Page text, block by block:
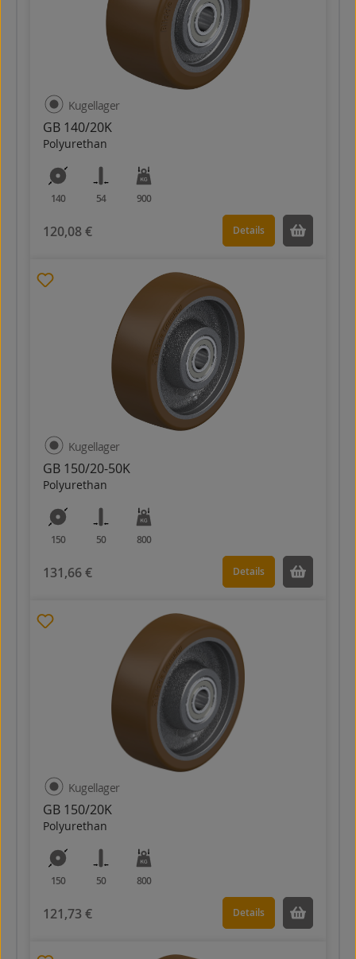
GB 140/20K
Polyurethan
Kugellager
140 54 900
120,08 € Details
GB 150/20-50K
Polyurethan
Kugellager
150 50 800
131,66 € Details
GB 150/20K
Polyurethan
Kugellager
150 50 800
121,73 € Details